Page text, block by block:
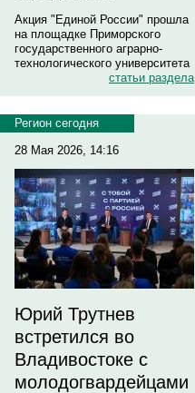
Акция "Единой России" прошла
на площадке Приморского
государственного аграрно-
технологического университета
статьи раздела
Регион сегодня
28 Мая 2026, 14:16
Юрий Трутнев
встретился во
Владивостоке с
молодогвардейцами